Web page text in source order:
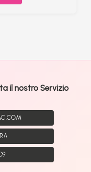
il nostro Servizio